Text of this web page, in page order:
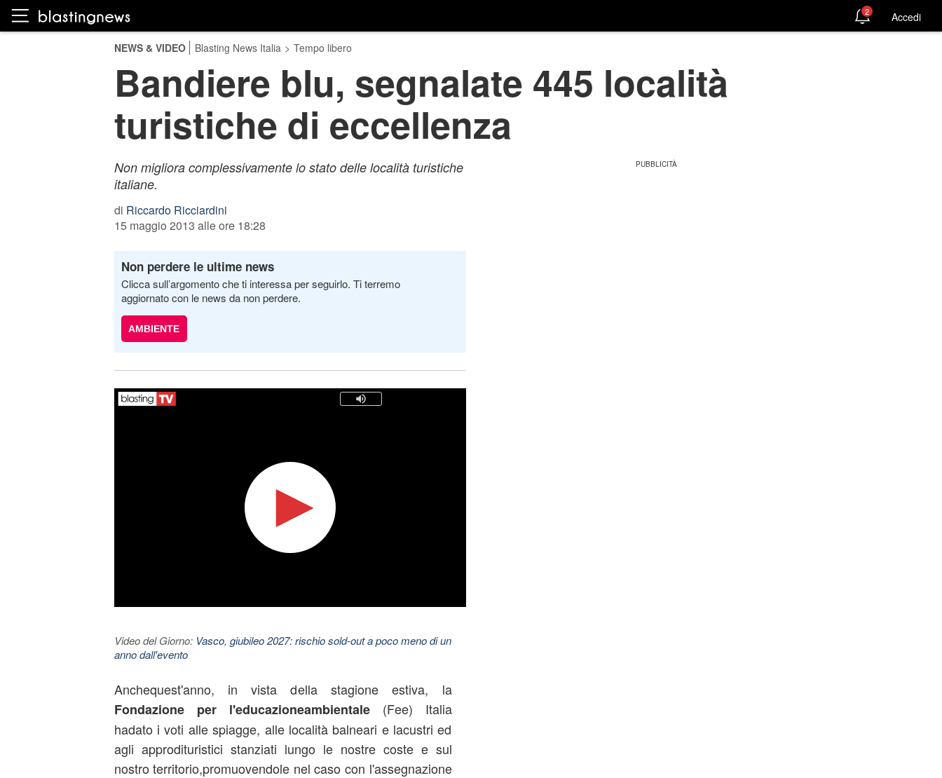
2 Accedi
NEWS & VIDEO Blasting News Italia > Tempo libero
Bandiere blu, segnalate 445 località
turistiche di eccellenza
Non migliora complessivamente lo stato delle località turistiche
italiane.
di Riccardo Ricciardini
15 maggio 2013 alle ore 18:28
Non perdere le ultime news
Clicca sull’argomento che ti interessa per seguirlo. Ti terremo
aggiornato con le news da non perdere.
AMBIENTE
Video del Giorno: Vasco, giubileo 2027: rischio sold-out a poco meno di un
anno dall'evento
Anchequest'anno, in vista della stagione estiva, la
Fondazione per l'educazioneambientale(Fee) Italia
hadato i voti alle spiagge, alle località balneari e lacustri ed
agli approdituristici stanziati lungo le nostre coste e sul
nostro territorio,promuovendole nel caso con l'assegnazione